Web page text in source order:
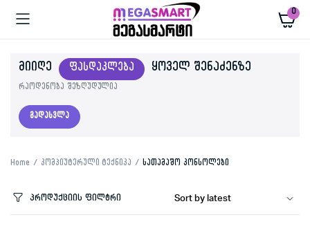
0
ᲛᲘᲘᲦᲔ ᲤᲐᲡᲓᲐᲙᲚᲔᲑᲐ ᲧᲝᲕᲔᲚ ᲨᲔᲜᲐᲫᲔᲜᲖᲔ
რაოდენობა შეზღუდულია
გადასვლა
Home კომპიუტერული ტექნიკა სათამაშო კონსოლები
პროდუქციის ფილტრი